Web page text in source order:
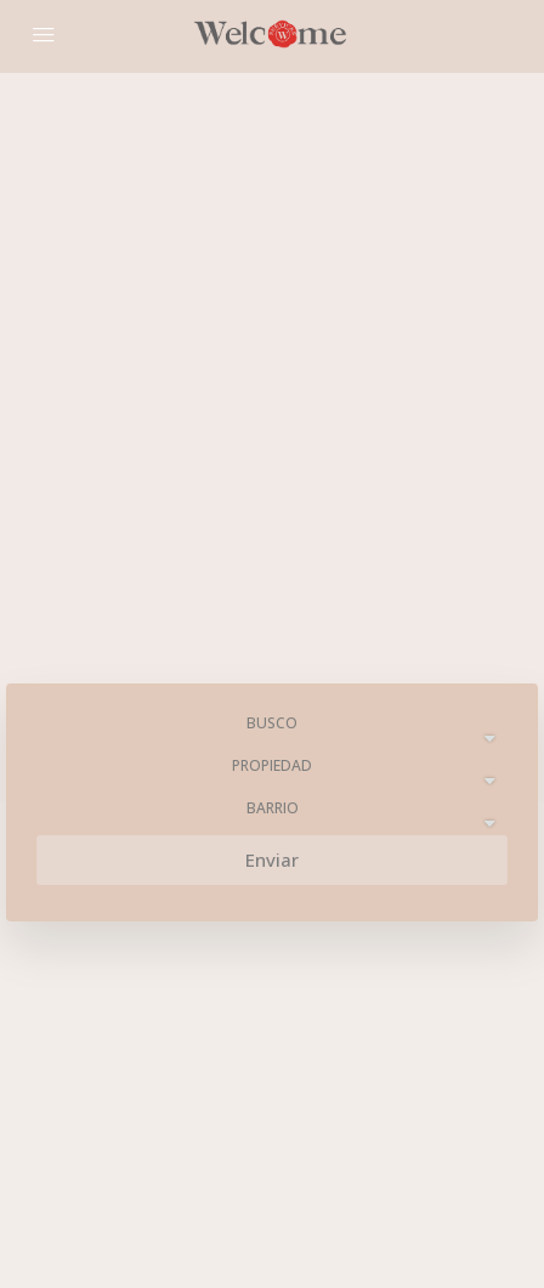
BUSCO
PROPIEDAD
BARRIO
Enviar